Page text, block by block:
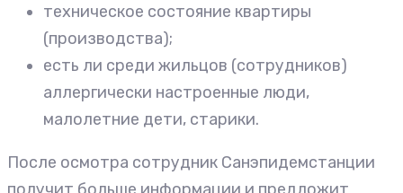
техническое состояние квартиры
(производства);
есть ли среди жильцов (сотрудников)
аллергически настроенные люди,
малолетние дети, старики.
После осмотра сотрудник Санэпидемстанции